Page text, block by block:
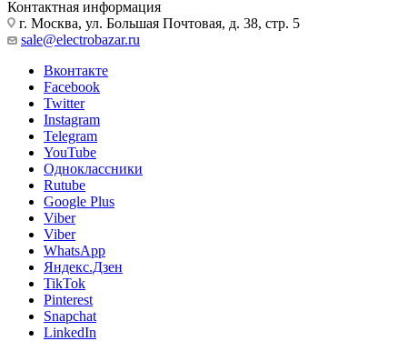
Контактная информация
г. Москва, ул. Большая Почтовая, д. 38, стр. 5
sale@electrobazar.ru
Вконтакте
Facebook
Twitter
Instagram
Telegram
YouTube
Одноклассники
Rutube
Google Plus
Viber
Viber
WhatsApp
Яндекс.Дзен
TikTok
Pinterest
Snapchat
LinkedIn